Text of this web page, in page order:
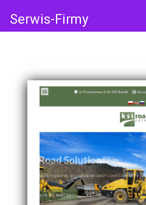
Serwis-Firmy